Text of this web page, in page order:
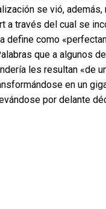
se vió,
a través del cual se
define como
que a algunos
les resultan «de
en un
por delante